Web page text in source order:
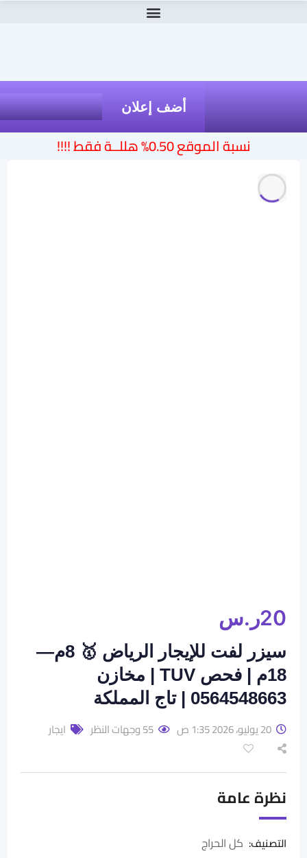
أضف إعلان
نسبة الموقع 0.50% هللــة فقط !!!!
20ر.س
سيزر لفت للإيجار الرياض 🥇 8م—
18م | فحص TUV | مخازن
0564548663 | تاج المملكة
20 يوليو، 2026 1:35 ص 55 وجهات النظر ايجار
نظرة عامة
التصنيف: كل الحراج